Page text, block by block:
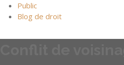
Public
Blog de droit